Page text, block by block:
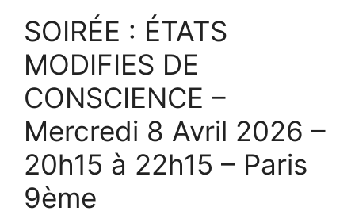
SOIRÉE : ÉTATS
MODIFIES DE
CONSCIENCE –
Mercredi 8 Avril 2026 –
20h15 à 22h15 – Paris
9ème